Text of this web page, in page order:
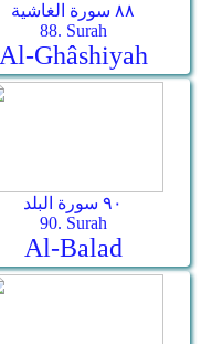
٨٨ سورة الغاشية
88. Surah
Al-Ghâshiyah
٩٠ سورة البلد
90. Surah
Al-Balad